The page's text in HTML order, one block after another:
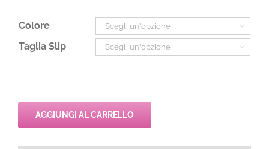
Colore 
Taglia Slip 
AGGIUNGI AL CARRELLO